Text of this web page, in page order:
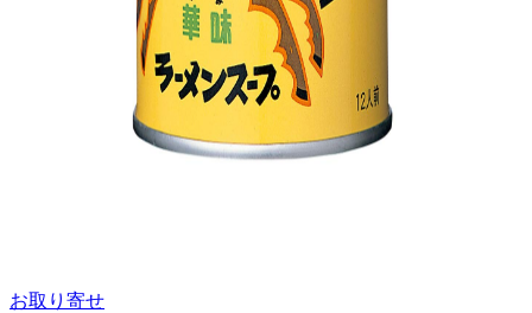
お取り寄せ